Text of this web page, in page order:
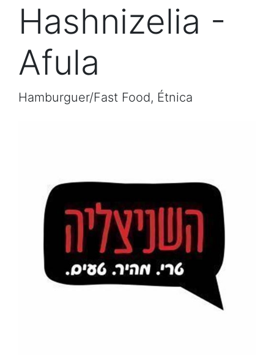
Hashnizelia -
Afula
Hamburguer/Fast Food, Étnica